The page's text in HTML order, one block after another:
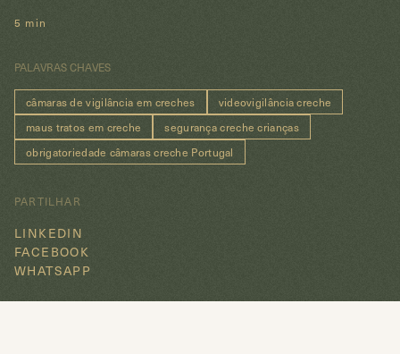
5 min
PALAVRAS CHAVES
câmaras de vigilância em creches
videovigilância creche
maus tratos em creche
segurança creche crianças
obrigatoriedade câmaras creche Portugal
PARTILHAR
LINKEDIN
FACEBOOK
WHATSAPP